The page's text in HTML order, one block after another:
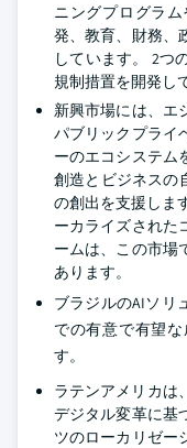
ニングプログラ
発、教育、財務、
しています。 2つ
規制措置を開発し
新興市場には、エ
パブリックプライ
ーのエコシステム
創造とビジネスの
の創出を支援しま
ーカライズされた
ームは、この市場
あります。
ブラジルのAIソリ
での有意で有望
す。
ラテンアメリカは
デジタル変革に基
ツのローカリゼー